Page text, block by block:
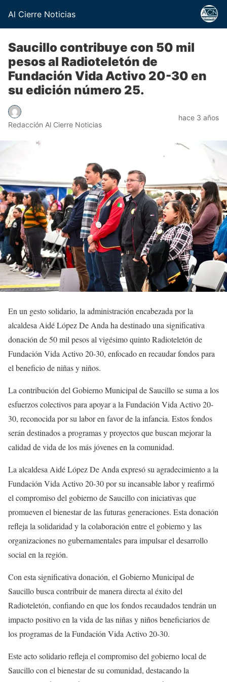
Al Cierre Noticias
Saucillo contribuye con 50 mil
pesos al Radioteletón de
Fundación Vida Activo 20-30 en
su edición número 25.
Redacción Al Cierre Noticias
hace 3 años
En un gesto solidario, la administración encabezada por la
alcaldesa Aidé López De Anda ha destinado una significativa
donación de 50 mil pesos al vigésimo quinto Radioteletón de
Fundación Vida Activo 20-30, enfocado en recaudar fondos para
el beneficio de niñas y niños.
La contribución del Gobierno Municipal de Saucillo se suma a los
esfuerzos colectivos para apoyar a la Fundación Vida Activo 20-
30, reconocida por su labor en favor de la infancia. Estos fondos
serán destinados a programas y proyectos que buscan mejorar la
calidad de vida de los más jóvenes en la comunidad.
La alcaldesa Aidé López De Anda expresó su agradecimiento a la
Fundación Vida Activo 20-30 por su incansable labor y reafirmó
el compromiso del gobierno de Saucillo con iniciativas que
promueven el bienestar de las futuras generaciones. Esta donación
refleja la solidaridad y la colaboración entre el gobierno y las
organizaciones no gubernamentales para impulsar el desarrollo
social en la región.
Con esta significativa donación, el Gobierno Municipal de
Saucillo busca contribuir de manera directa al éxito del
Radioteletón, confiando en que los fondos recaudados tendrán un
impacto positivo en la vida de las niñas y niños beneficiarios de
los programas de la Fundación Vida Activo 20-30.
Este acto solidario refleja el compromiso del gobierno local de
Saucillo con el bienestar de su comunidad, destacando la